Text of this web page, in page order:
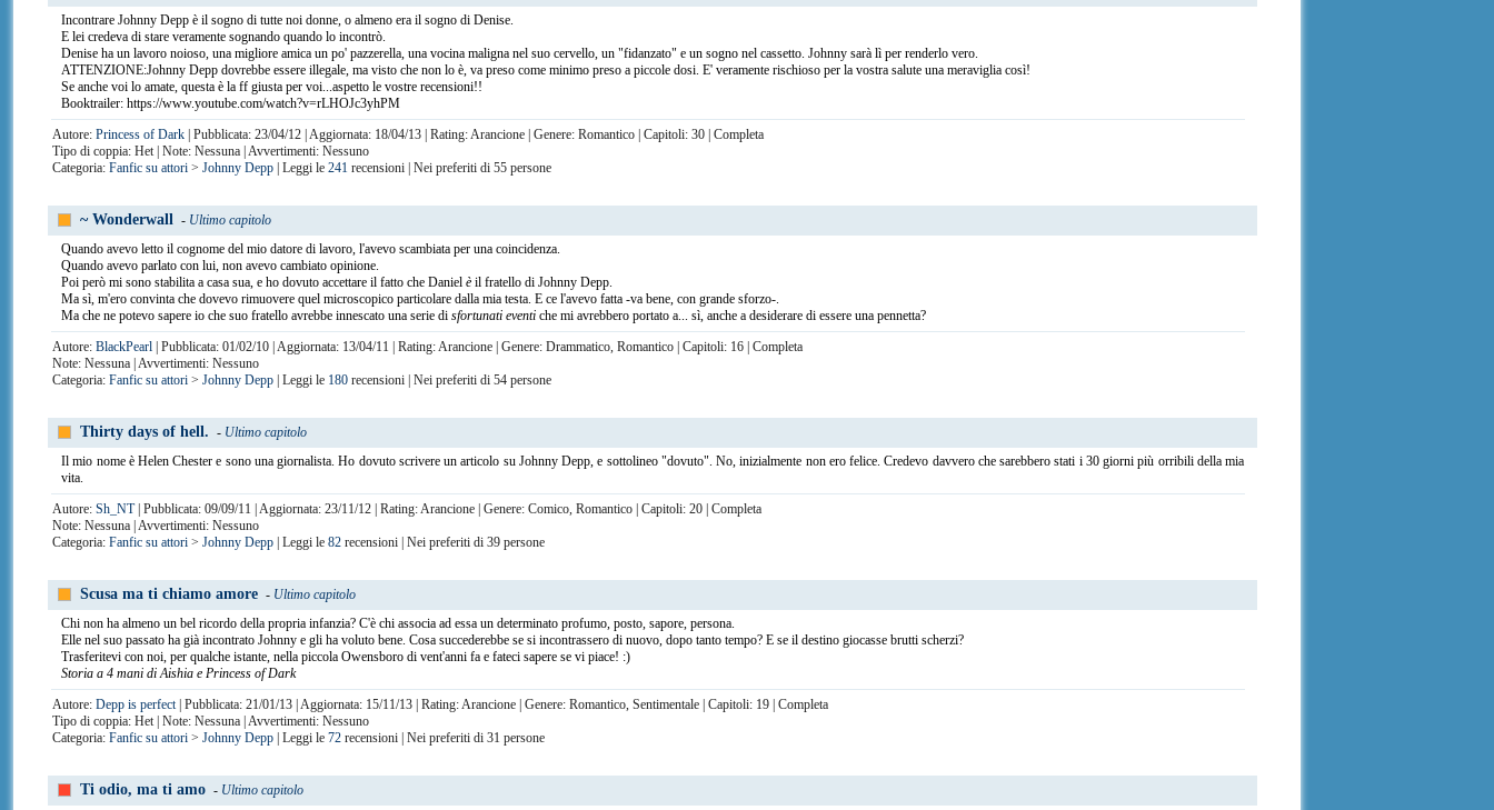
Incontrare Johnny Depp è il sogno di tutte noi donne, o almeno era il sogno di Denise.
E lei credeva di stare veramente sognando quando lo incontrò.
Denise ha un lavoro noioso, una migliore amica un po' pazzerella, una vocina maligna nel suo cervello, un "fidanzato" e un sogno nel cassetto. Johnny sarà lì per renderlo vero.
ATTENZIONE:Johnny Depp dovrebbe essere illegale, ma visto che non lo è, va preso come minimo preso a piccole dosi. E' veramente rischioso per la vostra salute una meraviglia così!
Se anche voi lo amate, questa è la ff giusta per voi...aspetto le vostre recensioni!!
Booktrailer: https://www.youtube.com/watch?v=rLHOJc3yhPM
Autore:Princess of Dark | Pubblicata: 23/04/12 | Aggiornata: 18/04/13 | Rating: Arancione | Genere: Romantico | Capitoli: 30 | Completa
Tipo di coppia: Het | Note: Nessuna | Avvertimenti: Nessuno
Categoria:Fanfic su attori >Johnny Depp | Leggi le241 recensioni | Nei preferiti di 55 persone
~ Wonderwall - Ultimo capitolo
Quando avevo letto il cognome del mio datore di lavoro, l'avevo scambiata per una coincidenza.
Quando avevo parlato con lui, non avevo cambiato opinione.
Poi però mi sono stabilita a casa sua, e ho dovuto accettare il fatto che Danielè il fratello di Johnny Depp.
Ma sì, m'ero convinta che dovevo rimuovere quel microscopico particolare dalla mia testa. E ce l'avevo fatta -va bene, con grande sforzo-.
Ma che ne potevo sapere io che suo fratello avrebbe innescato una serie disfortunati eventi che mi avrebbero portato a... sì, anche a desiderare di essere una pennetta?
Autore:BlackPearl | Pubblicata: 01/02/10 | Aggiornata: 13/04/11 | Rating: Arancione | Genere: Drammatico, Romantico | Capitoli: 16 | Completa
Note: Nessuna | Avvertimenti: Nessuno
Categoria:Fanfic su attori >Johnny Depp | Leggi le 180 recensioni | Nei preferiti di 54 persone
Thirty days of hell. - Ultimo capitolo
Il mio nome è Helen Chester e sono una giornalista. Ho dovuto scrivere un articolo su Johnny Depp, e sottolineo "dovuto". No, inizialmente non ero felice. Credevo davvero che sarebbero stati i 30 giorni più orribili della mia
vita.
Autore:Sh_NT| Pubblicata: 09/09/11 | Aggiornata: 23/11/12 | Rating: Arancione | Genere: Comico, Romantico | Capitoli: 20 | Completa
Note: Nessuna | Avvertimenti: Nessuno
Categoria:Fanfic su attori >Johnny Depp | Leggi le82 recensioni | Nei preferiti di 39 persone
Scusa ma ti chiamo amore - Ultimo capitolo
Chi non ha almeno un bel ricordo della propria infanzia? C'è chi associa ad essa un determinato profumo, posto, sapore, persona.
Elle nel suo passato ha già incontrato Johnny e gli ha voluto bene. Cosa succederebbe se si incontrassero di nuovo, dopo tanto tempo? E se il destino giocasse brutti scherzi?
Trasferitevi con noi, per qualche istante, nella piccola Owensboro di vent'anni fa e fateci sapere se vi piace! :)
Storia a 4 mani di Aishia e Princess of Dark
Autore:Depp is perfect| Pubblicata: 21/01/13 | Aggiornata: 15/11/13 | Rating: Arancione | Genere: Romantico, Sentimentale | Capitoli: 19 | Completa
Tipo di coppia: Het | Note: Nessuna | Avvertimenti: Nessuno
Categoria:Fanfic su attori >Johnny Depp | Leggi le72 recensioni | Nei preferiti di 31 persone
Ti odio, ma ti amo - Ultimo capitolo